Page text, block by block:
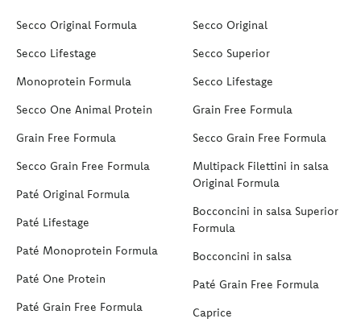
Secco Original Formula
Secco Lifestage
Monoprotein Formula
Secco One Animal Protein
Grain Free Formula
Secco Grain Free Formula
Paté Original Formula
Paté Lifestage
Paté Monoprotein Formula
Paté One Protein
Paté Grain Free Formula
Secco Original
Secco Superior
Secco Lifestage
Grain Free Formula
Secco Grain Free Formula
Multipack Filettini in salsa
Original Formula
Bocconcini in salsa Superior
Formula
Bocconcini in salsa
Paté Grain Free Formula
Caprice